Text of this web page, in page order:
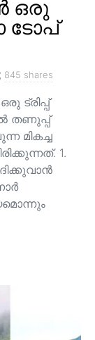
ഒരു
ടോപ്
845 shares
ട്രിപ്പ്
തണുപ്പ്
മികച്ച
1.